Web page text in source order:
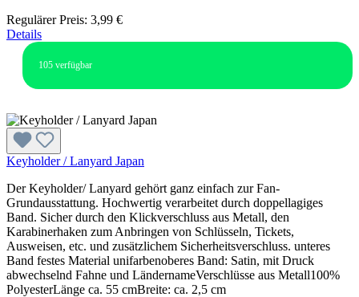
Regulärer Preis: 3,99 €
Details
105 verfügbar
Keyholder / Lanyard Japan
Der Keyholder/ Lanyard gehört ganz einfach zur Fan-
Grundausstattung. Hochwertig verarbeitet durch doppellagiges
Band. Sicher durch den Klickverschluss aus Metall, den
Karabinerhaken zum Anbringen von Schlüsseln, Tickets,
Ausweisen, etc. und zusätzlichem Sicherheitsverschluss. unteres
Band festes Material unifarbenoberes Band: Satin, mit Druck
abwechselnd Fahne und LändernameVerschlüsse aus Metall100%
PolyesterLänge ca. 55 cmBreite: ca. 2,5 cm